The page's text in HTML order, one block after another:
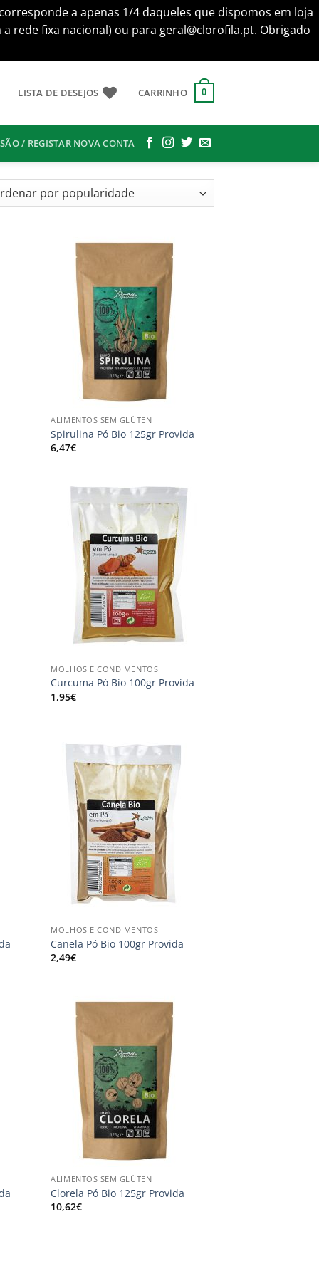
a apenas 1/4 daqueles que dispomos em loja
rede fixa nacional) ou para geral@clorofila.pt. Obrigado
LISTA DE DESEJOS CARRINHO 0
/ REGISTAR NOVA CONTA
Adicionar
desejos
ALIMENTOS SEM GLÚTEN
Spirulina Pó Bio 125gr Provida
6,47€
Adicionar
aos
meus
desejos
MOLHOS E CONDIMENTOS
Curcuma Pó Bio 100gr Provida
1,95€
Adicionar
MOLHOS E CONDIMENTOS
Canela Pó Bio 100gr Provida
2,49€
Adicionar
desejos
ALIMENTOS SEM GLÚTEN
Clorela Pó Bio 125gr Provida
10,62€